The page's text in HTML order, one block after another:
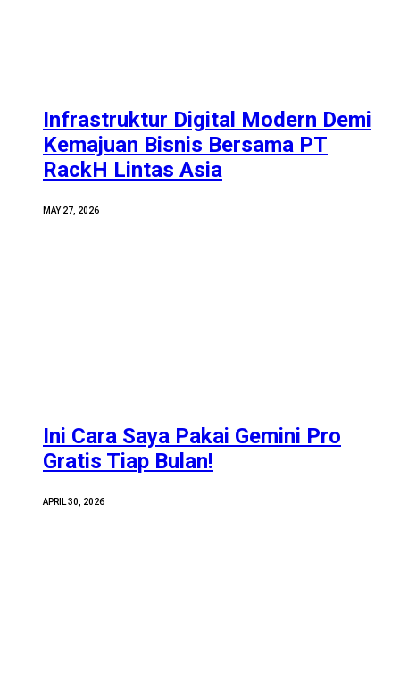
Infrastruktur Digital Modern Demi
Kemajuan Bisnis Bersama PT
RackH Lintas Asia
MAY 27, 2026
Ini Cara Saya Pakai Gemini Pro
Gratis Tiap Bulan!
APRIL 30, 2026